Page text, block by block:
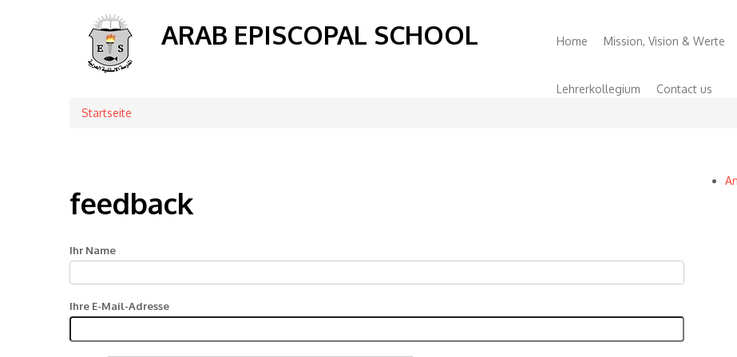
ARAB EPISCOPAL SCHOOL
Primary
Home Mission, Vision & Werte
Lehrerkollegium Contact us
Breadcrumb
Startseite
feedback
Ihr Name
Ihre E-Mail-Adresse